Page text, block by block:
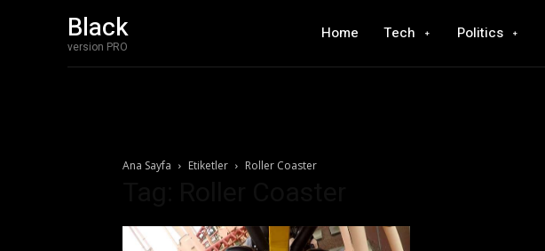
Black
version PRO
Home Tech Politics
Ana Sayfa Etiketler Roller Coaster